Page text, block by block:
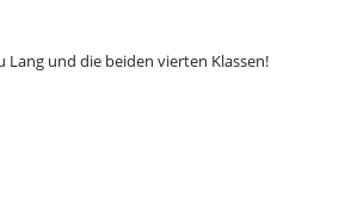
Lang und die beiden vierten Klassen!